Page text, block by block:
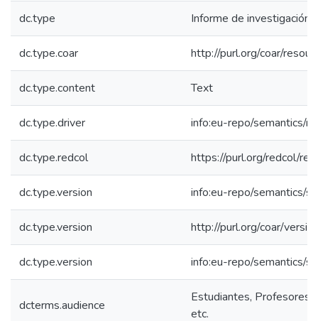
dc.type Informe de investigación
dc.type.coar http://purl.org/coar/
dc.type.content Text
dc.type.driver info:eu-repo/semantics/
dc.type.redcol https://purl.org/redcol/
dc.type.version info:eu-repo/semantics/
dc.type.version http://purl.org/coar/
dc.type.version info:eu-repo/semantics/
dcterms.audience
Estudiantes, Profesores,
etc.